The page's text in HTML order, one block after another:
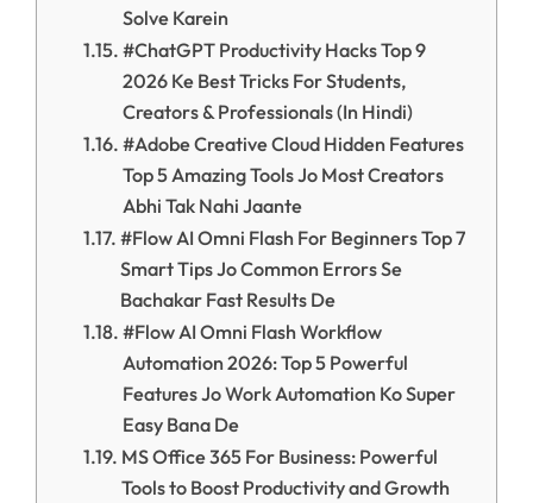
Solve Karein
#ChatGPT Productivity Hacks Top 9
2026 Ke Best Tricks For Students,
Creators & Professionals (In Hindi)
#Adobe Creative Cloud Hidden Features
Top 5 Amazing Tools Jo Most Creators
Abhi Tak Nahi Jaante
#Flow AI Omni Flash For Beginners Top 7
Smart Tips Jo Common Errors Se
Bachakar Fast Results De
#Flow AI Omni Flash Workflow
Automation 2026: Top 5 Powerful
Features Jo Work Automation Ko Super
Easy Bana De
MS Office 365 For Business: Powerful
Tools to Boost Productivity and Growth